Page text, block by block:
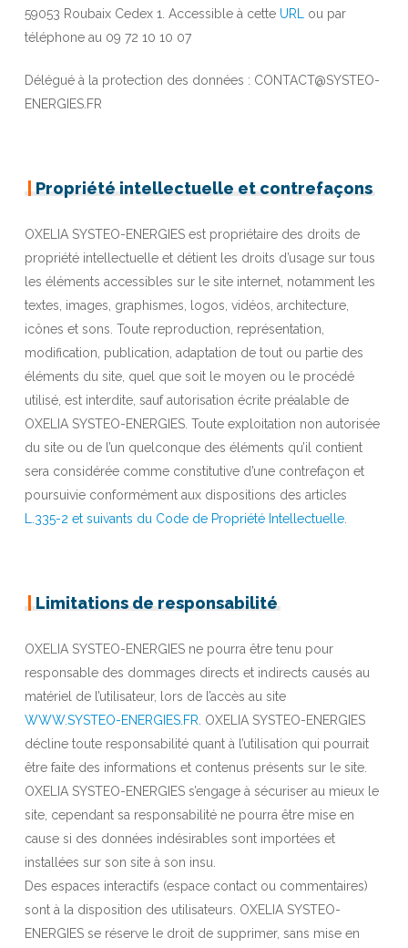
59053 Roubaix Cedex 1. Accessible à cette URLou par
téléphone au 09 72 10 10 07
Délégué à la protection des données : CONTACT@SYSTEO-
ENERGIES.FR
Propriété intellectuelle et contrefaçons
OXELIA SYSTEO-ENERGIES est propriétaire des droits de
propriété intellectuelle et détient les droits d’usage sur tous
les éléments accessibles sur le site internet, notamment les
textes, images, graphismes, logos, vidéos, architecture,
icônes et sons. Toute reproduction, représentation,
modification, publication, adaptation de tout ou partie des
éléments du site, quel que soit le moyen ou le procédé
utilisé, est interdite, sauf autorisation écrite préalable de
OXELIA SYSTEO-ENERGIES. Toute exploitation non autorisée
du site ou de l’un quelconque des éléments qu’il contient
sera considérée comme constitutive d’une contrefaçon et
poursuivie conformément aux dispositions des articles
L.335-2 et suivants du Code de Propriété Intellectuelle.
Limitations de responsabilité
OXELIA SYSTEO-ENERGIES ne pourra être tenu pour
responsable des dommages directs et indirects causés au
matériel de l’utilisateur, lors de l’accès au site
WWW.SYSTEO-ENERGIES.FR. OXELIA SYSTEO-ENERGIES
décline toute responsabilité quant à l’utilisation qui pourrait
être faite des informations et contenus présents sur le site.
OXELIA SYSTEO-ENERGIES s’engage à sécuriser au mieux le
site, cependant sa responsabilité ne pourra être mise en
cause si des données indésirables sont importées et
installées sur son site à son insu.
Des espaces interactifs (espace contact ou commentaires)
sont à la disposition des utilisateurs. OXELIA SYSTEO-
ENERGIES se réserve le droit de supprimer, sans mise en